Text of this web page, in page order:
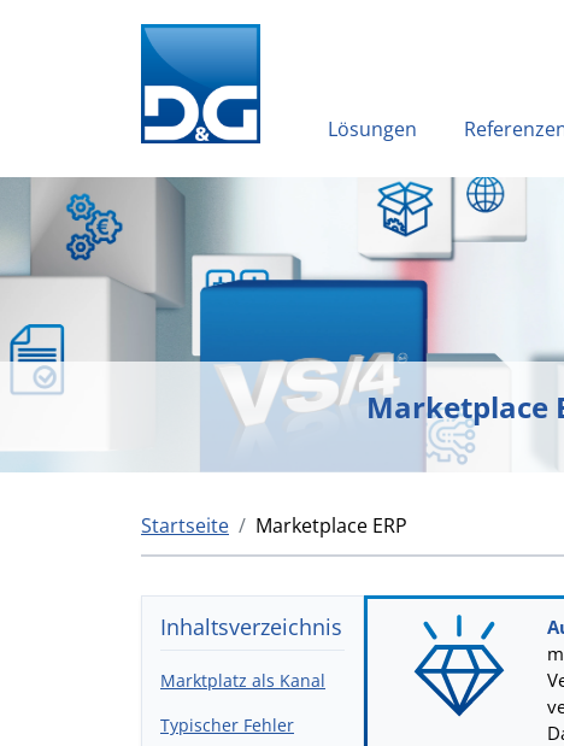
Lösungen
Marketplace
Startseite Marketplace ERP
Inhaltsverzeichnis
Marktplatz als Kanal
Typischer Fehler